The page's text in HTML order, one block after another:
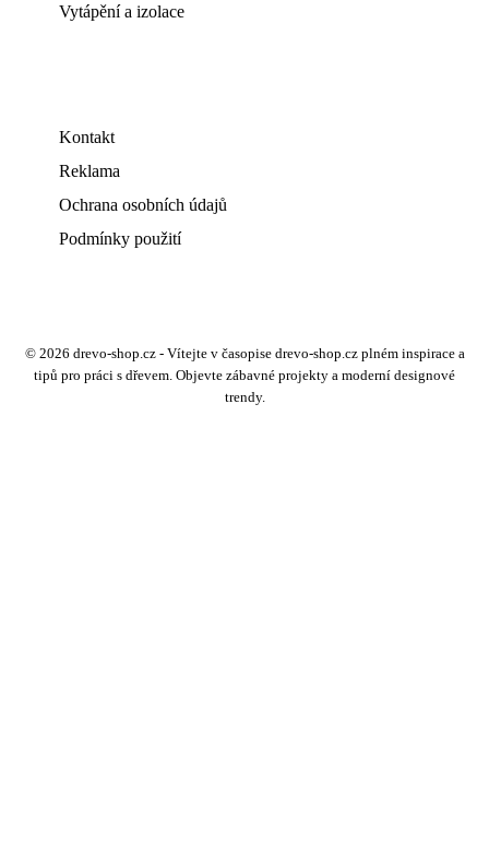
Vytápění a izolace
Kontakt
Reklama
Ochrana osobních údajů
Podmínky použití
© 2026 drevo-shop.cz - Vítejte v časopise drevo-shop.cz plném inspirace a
tipů pro práci s dřevem. Objevte zábavné projekty a moderní designové
trendy.